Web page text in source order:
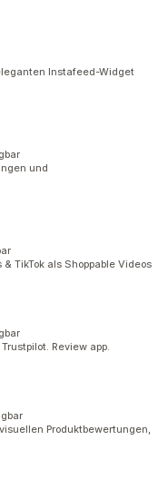
Instafeed-Widget
und
TikTok als Shoppable Videos
Review app.
Produktbewertungen,